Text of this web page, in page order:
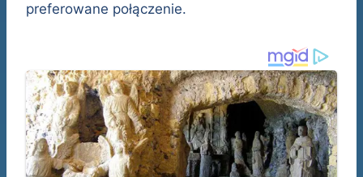
preferowane połączenie.